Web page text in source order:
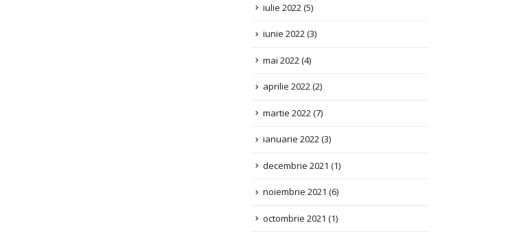
iunie 2022(3)
mai 2022(4)
aprilie 2022(2)
martie 2022 (7)
ianuarie 2022(3)
decembrie 2021(1)
noiembrie 2021(6)
octombrie 2021 (1)
septembrie 2021(3)